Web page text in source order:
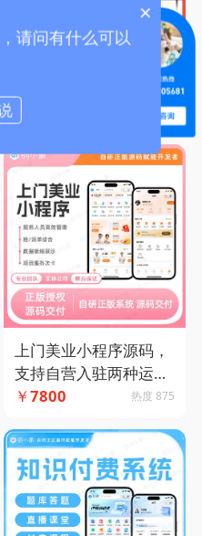
上门摄影小程序源码代
理版（PHP版），城市
代理版多端管理，兼容
热度 842
上门美业小程序源码，
支持自营入驻两种运营
模式+抢单派单模式结
￥7800 热度 875
×
请问有什么可以